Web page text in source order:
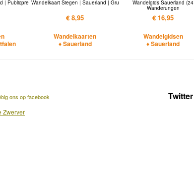
| Publicpre Wandelkaart Siegen | Sauerland | Gru
€ 8,95
Wandelkaarten
♦ Sauerland
Wandelgids Sauerland (24
Wanderungen
€ 16,95
Wandelgidsen
♦ Sauerland
ons op facebook
Zwerver
Twitter